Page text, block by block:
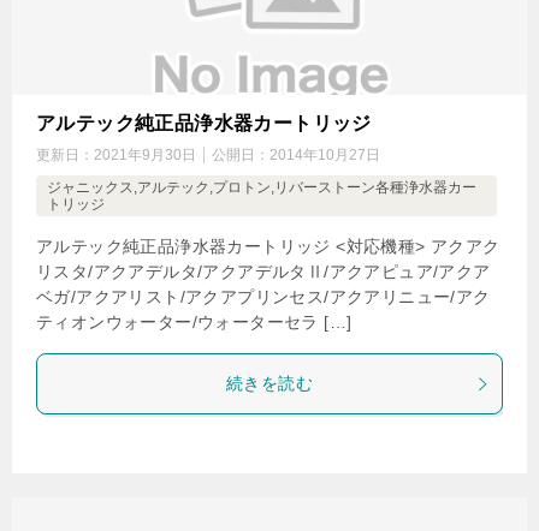
アルテック純正品浄水器カートリッジ
更新日： 2021年9月30日 公開日： 2014年10月27日
ジャニックス,アルテック,プロトン,リバーストーン各種浄水器カー
トリッジ
アルテック純正品浄水器カートリッジ <対応機種> アクアク
リスタ/アクアデルタ/アクアデルタⅡ/アクアピュア/アクア
ベガ/アクアリスト/アクアプリンセス/アクアリニュー/アク
ティオンウォーター/ウォーターセラ […]
続きを読む